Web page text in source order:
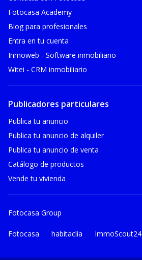
Fotocasa Academy
Blog para profesionales
Entra en tu cuenta
Inmoweb - Software inmobiliario
Witei - CRM inmobiliario
Publicadores particulares
Publica tu anuncio
Publica tu anuncio de alquiler
Publica tu anuncio de venta
Catálogo de productos
Vende tu vivienda
Fotocasa Group
Fotocasa habitaclia ImmoScout24